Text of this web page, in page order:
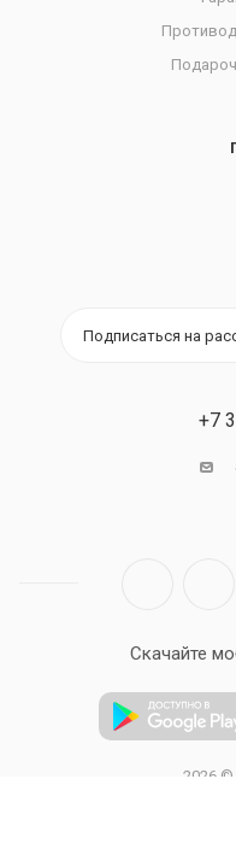
Подписаться на
+7
Скачайте
2026 ©